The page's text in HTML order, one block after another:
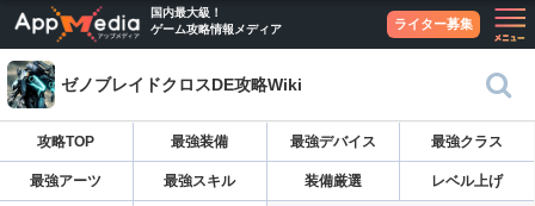
国内最大級！
ゲーム攻略情報メディア
ライター募集
ゼノブレイドクロスDE攻略Wiki
攻略TOP 最強装備 最強デバイス 最強クラス
最強アーツ 最強スキル 装備厳選 レベル上げ